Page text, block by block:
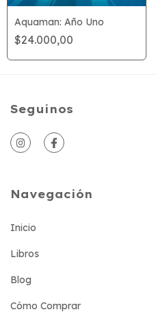
Aquaman: Año Uno
$24.000,00
Seguinos
Navegación
Inicio
Libros
Blog
Cómo Comprar